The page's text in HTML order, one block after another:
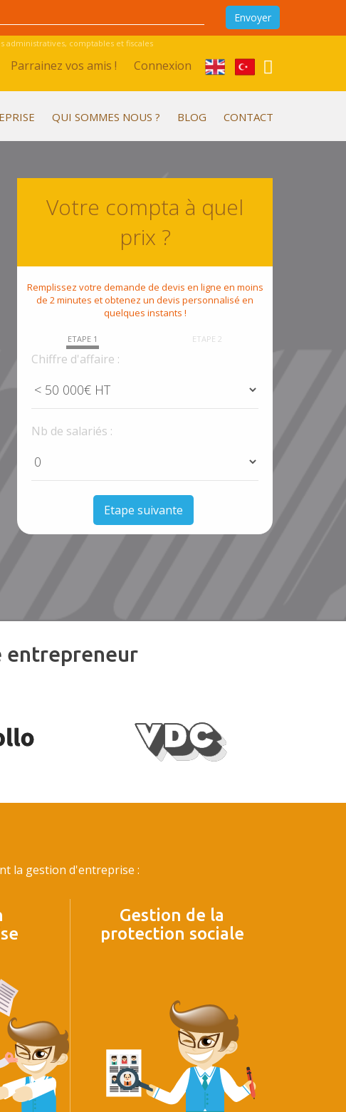
administratives, comptables et fiscales
Parrainez vos amis ! Connexion
QUI SOMMES NOUS ? BLOG CONTACT
Votre compta à quel
prix ?
Remplissez votre demande de devis en ligne en moins
de 2 minutes et obtenez un devis personnalisé en
quelques instants !
ETAPE 1 ETAPE 2
Chiffre d'affaire :
Nb de salariés :
Etape suivante
entrepreneur
la gestion d'entreprise :
Gestion de la
protection sociale